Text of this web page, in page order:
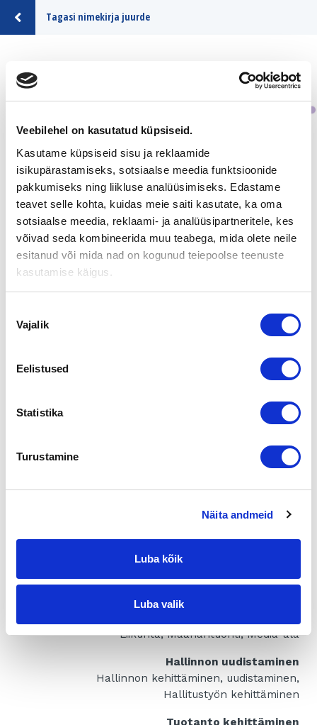
Veebilehel on kasutatud küpsiseid.
Kasutame küpsiseid sisu ja reklaamide
isikupärastamiseks, sotsiaalse meedia funktsioonide
pakkumiseks ning liikluse analüüsimiseks. Edastame
teavet selle kohta, kuidas meie saiti kasutate, ka oma
sotsiaalse meedia, reklaami- ja analüüsipartneritele, kes
võivad seda kombineerida muu teabega, mida olete neile
esitanud või mida nad on kogunud teiepoolse teenuste
kasutamise käigus.
valik
Vajalik
Eelistused
Statistika
Turustamine
Näita andmeid
Luba kõik
Luba valik
Tagasi nimekirja juurde
ASIAMIES
TRUST PARTNERS OY
Tiedot yrityksestä
Sijainti Uusimaa
Kontakt
Otto Laine
Puh. 0400 422 857
Palvelut
Apua toimenpiteisiin ennen myynnin
Kannattavuuden parantaminen, talouden
terveyttäminen, Liiketoiminnan analysointi ja
suunnittelu, strategiat, Liiketoiminnan
kehittäminen, kasvattaminen tai
omistajanvaihdoksiin, Yrityksen
myyntikuntoon saattaminen, arvon
sen jälkeen
Due Diligence (ostokohteen tarkastaminen),
Apua toimialakohtaisesti
Liikunta, Maahantuonti, Media-ala
Hallinnon uudistaminen
Hallinnon kehittäminen, uudistaminen,
Hallitustyön kehittäminen
Tuotanto kehittäminen